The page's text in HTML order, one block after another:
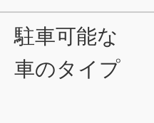
駐車可能な
車のタイプ